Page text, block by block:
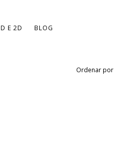
E 2D BLOG
Ordenar por